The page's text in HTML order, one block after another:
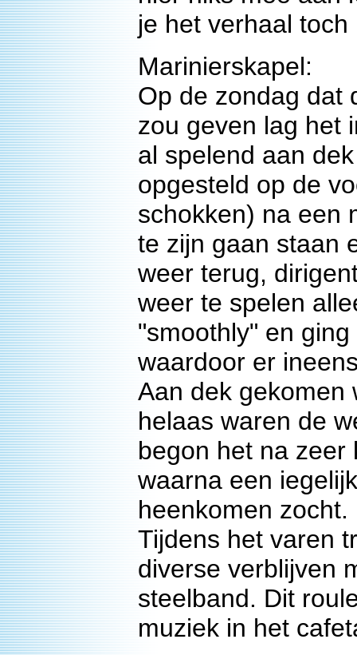
je het verhaal
Marinierskapel:
Op de zondag dat
zou geven lag het
al spelend aan
opgesteld op de
schokken) na een
te zijn gaan staan
weer terug,
weer te spelen
"smoothly" en
waardoor er
Aan dek gekomen
helaas waren de
begon het na zeer
waarna een
heenkomen zocht.
Tijdens het varen
diverse verblijven
steelband. Dit
muziek in het